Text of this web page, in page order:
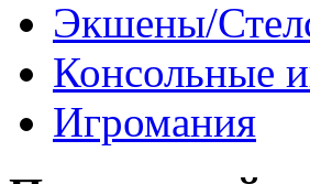
Экшены/
Консольные
Игромания